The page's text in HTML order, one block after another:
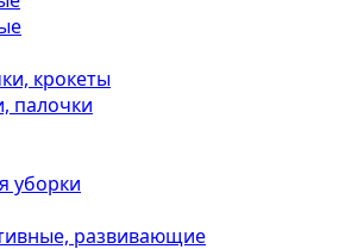
крокеты
палочки
уборки
развивающие